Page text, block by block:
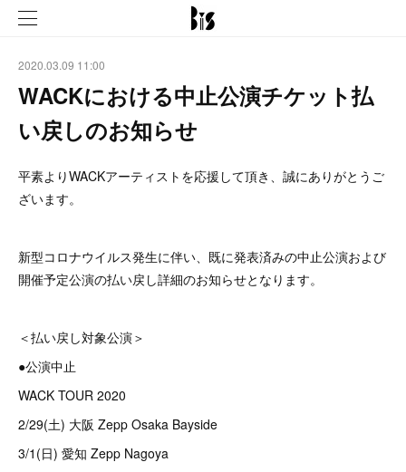
2020.03.09 11:00
WACKにおける中止公演チケット払
い戻しのお知らせ
平素よりWACKアーティストを応援して頂き、誠にありがとうご
ざいます。
新型コロナウイルス発生に伴い、既に発表済みの中止公演および
開催予定公演の払い戻し詳細のお知らせとなります。
＜払い戻し対象公演＞
●公演中止
WACK TOUR 2020
2/29(土) 大阪 Zepp Osaka Bayside
3/1(日) 愛知 Zepp Nagoya